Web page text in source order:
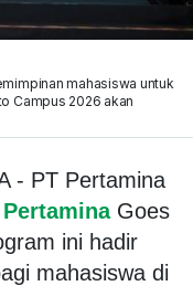
mahasiswa untuk
Campus 2026 akan
- PT Pertamina
Pertamina Goes
ini hadir
mahasiswa di